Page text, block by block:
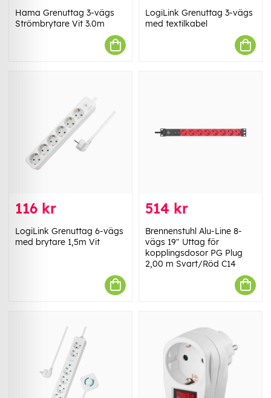
Hama Grenuttag 3-vägs
Strömbrytare Vit 3.0m
LogiLink Grenuttag 3-vägs
med textilkabel
116 kr
LogiLink Grenuttag 6-vägs
med brytare 1,5m Vit
514 kr
Brennenstuhl Alu-Line 8-
vägs 19" Uttag för
kopplingsdosor PG Plug
2,00 m Svart/Röd C14